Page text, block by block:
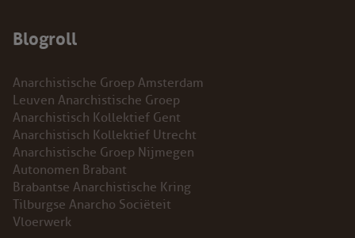
Blogroll
Anarchistische Groep Amsterdam
Leuven Anarchistische Groep
Anarchistisch Kollektief Gent
Anarchistisch Kollektief Utrecht
Anarchistische Groep Nijmegen
Autonomen Brabant
Brabantse Anarchistische Kring
Tilburgse Anarcho Sociëteit
Vloerwerk